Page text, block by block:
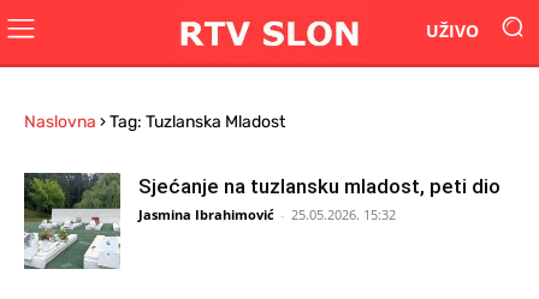
UŽIVO
Naslovna ›Tag: Tuzlanska Mladost
Sjećanje na tuzlansku mladost, peti dio
Jasmina Ibrahimović - 25.05.2026. 15:32